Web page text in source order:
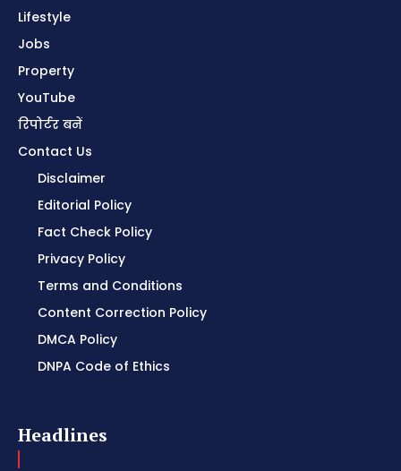
Lifestyle
Jobs
Property
YouTube
रिपोर्टर बनें
Contact Us
Disclaimer
Editorial Policy
Fact Check Policy
Privacy Policy
Terms and Conditions
Content Correction Policy
DMCA Policy
DNPA Code of Ethics
Headlines